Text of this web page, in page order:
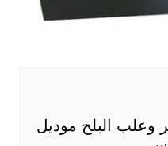
وعلب البلح موديل